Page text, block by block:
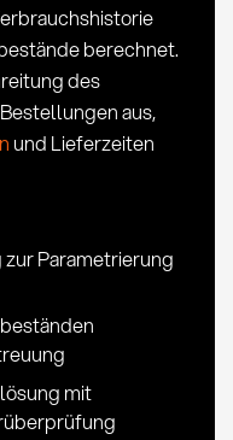
berechnet.
des
aus,
und Lieferzeiten
Parametrierung
mit